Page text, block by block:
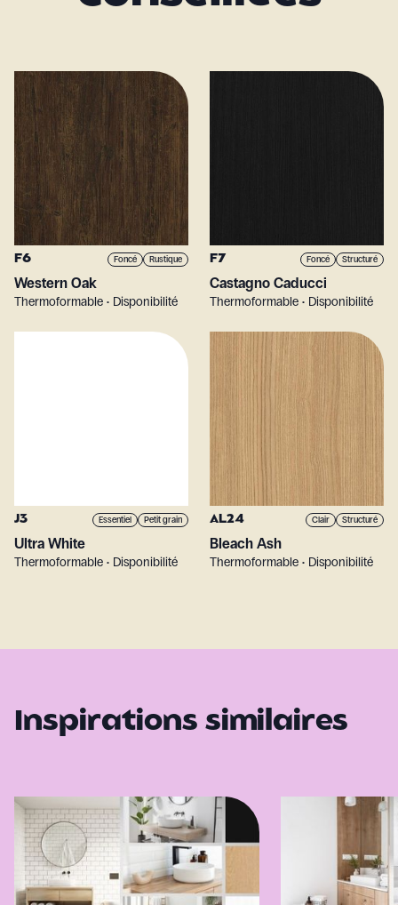
F6 Foncé Rustique
Western Oak
Thermoformable • Disponibilité
F7 Foncé Structuré
Castagno Caducci
Thermoformable • Disponibilité
J3 Essentiel Petit grain
Ultra White
Thermoformable • Disponibilité
AL24 Clair Structuré
Bleach Ash
Thermoformable • Disponibilité
Inspirations similaires